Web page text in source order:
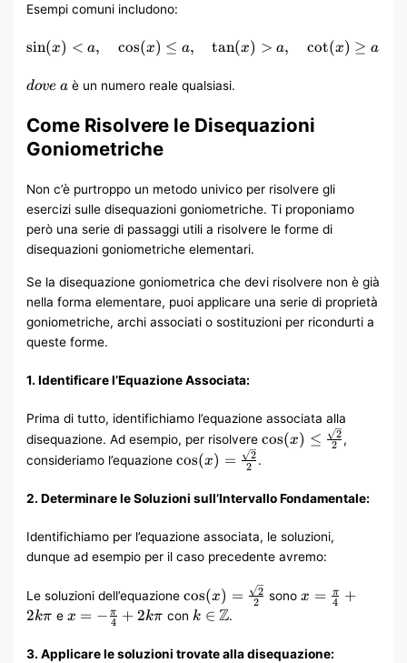
Esempi comuni includono:
\sin(x)
< a,
\quad
\cos(x)
\leq a,
\quad
\tan(x)
\quad
\cot(x)
\geq a
sin(x) < a, cos(x) ≤ a, tan(x) > a, cot(x) ≥ a
dove a è un numero reale qualsiasi.
Come Risolvere le Disequazioni
Goniometriche
Non c’è purtroppo un metodo univico per risolvere gli
esercizi sulle disequazioni goniometriche. Ti proponiamo
però una serie di passaggi utili a risolvere le forme di
disequazioni goniometriche elementari.
Se la disequazione goniometrica che devi risolvere non è già
nella forma elementare, puoi applicare una serie di proprietà
goniometriche, archi associati o sostituzioni per ricondurti a
queste forme.
1. Identificare l’Equazione Associata:
Prima di tutto, identifichiamo l’equazione associata alla
disequazione. Ad esempio, per risolvere\cos(x) \leq
\frac{\sqrt{2}}
cos(x) ≤ 2
2 ,
consideriamo l’equazione\cos(x) =
\frac{\sqrt{2}}
{2}
cos(x) = 2
2 .
2. Determinare le Soluzioni sull’Intervallo Fondamentale:
Identifichiamo per l’equazione associata, le soluzioni,
dunque ad esempio per il caso precedente avremo:
Le soluzioni dell’equazione\cos(x) =
\frac{\sqrt{2}}
{2}
cos(x) = 2
2 sonox =
\frac{\pi}
2k\pi
x = 4
π
+
2kπ e x = -
\frac{\pi}
{4} +
x = − 4
π + 2kπ con k \in
k ∈ Z.
3. Applicare le soluzioni trovate alla disequazione: